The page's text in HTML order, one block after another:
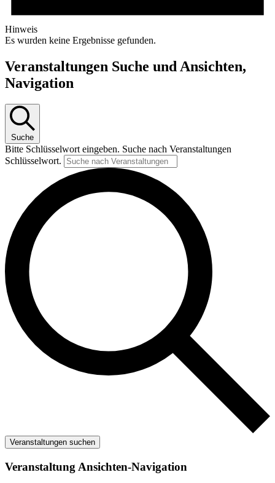
Hinweis
Es wurden keine Ergebnisse gefunden.
Veranstaltungen Suche und Ansichten,
Navigation
Suche
Bitte Schlüsselwort eingeben. Suche nach Veranstaltungen
Schlüsselwort.
Veranstaltungen suchen
Veranstaltung Ansichten-Navigation